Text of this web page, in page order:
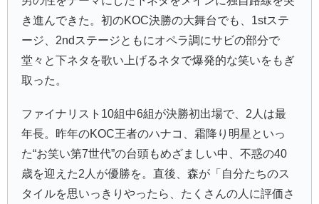
き進んできた。初のKOC決勝の大舞台でも、1stステ
ージ、2ndステージともにオペラ調にサビの部分で
堂々と下ネタを歌い上げるネタで爆発的な笑いをもぎ
取った。
ファイナリスト10組中6組が決勝初出場で、2人は最
年長。昨年のKOC王者のハナコ、霜降り明星といっ
た“お笑い第7世代”の台頭もめざましい中、不惑の40
歳を迎えた2人が優勝を。直後、森が「自分たちのス
タイルを思いっきりやったら、たくさんの人に評価さ